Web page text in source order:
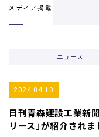
メディア掲載
ニュース
2024.04.10
日刊青森建設工業新聞
リース」が紹介されま